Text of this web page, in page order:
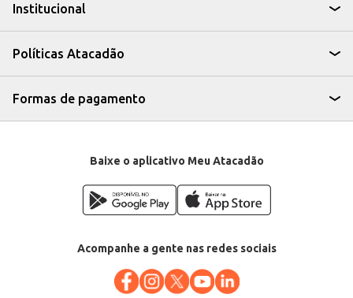
Institucional
Políticas Atacadão
Formas de pagamento
Baixe o aplicativo Meu Atacadão
Acompanhe a gente nas redes sociais